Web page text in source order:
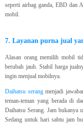
seperti airbag ganda, EBD dan
mobil.
7. Layanan purna jual
Alasan orang memilih mobil
berubah jauh. Stabil harga
ingin menjual mobilnya.
Daihatsu serangmenjadi
teman-teman yang berada di
Daihatsu Serang. Jam
Sedang untuk hari sabtu jam